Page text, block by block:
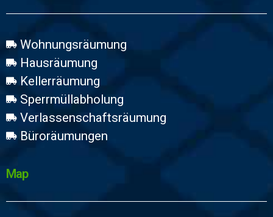
Wohnungsräumung
Hausräumung
Kellerräumung
Sperrmüllabholung
Verlassenschaftsräumung
Büroräumungen
Map